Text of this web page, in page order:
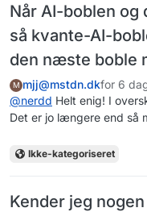
Når AI-boblen
så kvante-AI-
den næste boble
M mjj@mstdn.dkfor 6
@nerdd Helt enig! I
Det er jo længere end så
Ikke-kategoriseret
Kender jeg